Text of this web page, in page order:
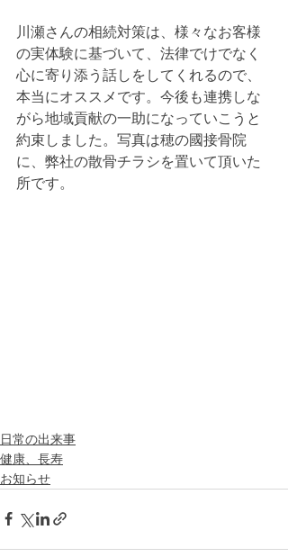
川瀬さんの相続対策は、様々なお客様
の実体験に基づいて、法律でけでなく
心に寄り添う話しをしてくれるので、
本当にオススメです。今後も連携しな
がら地域貢献の一助になっていこうと
約束しました。写真は穂の國接骨院
に、弊社の散骨チラシを置いて頂いた
所です。
日常の出来事
健康、長寿
お知らせ